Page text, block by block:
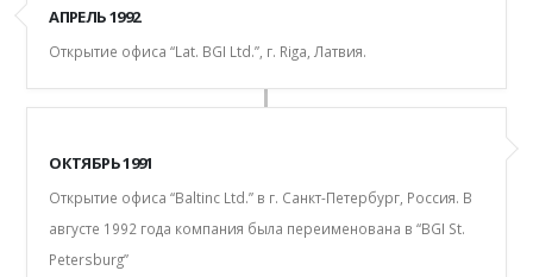
АПРЕЛЬ 1992
Открытие офиса “Lat. BGI Ltd.”, г. Riga, Латвия.
ОКТЯБРЬ 1991
Открытие офиса “Baltinc Ltd.” в г. Санкт-Петербург, Россия. В
августе 1992 года компания была переименована в “BGI St.
Petersburg”